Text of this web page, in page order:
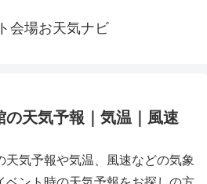
会場お天気ナビ
の天気予報｜気温｜風速
天気予報や気温、風速などの気象